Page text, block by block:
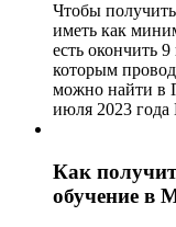
Чтобы
иметь как
есть окончить
которым
можно найти в
июля 2023
Как
обучение в